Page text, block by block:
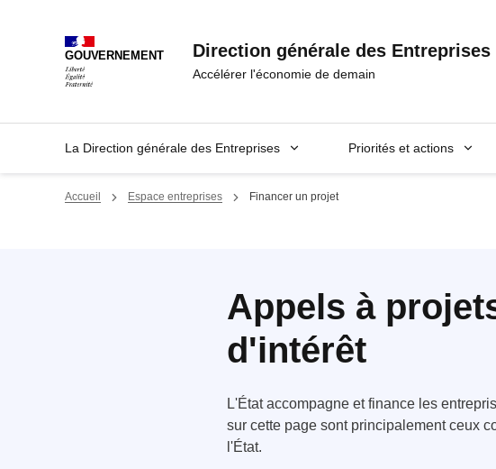
GOUVERNEMENT Direction générale des Entreprises
Accélérer l'économie de demain
La Direction générale des Entreprises Priorités et actions
Accueil Espace entreprises Financer un projet
Appels à
d'intérêt
L'État accompagne et finance les
sur cette page sont principalement ceux
l'État.